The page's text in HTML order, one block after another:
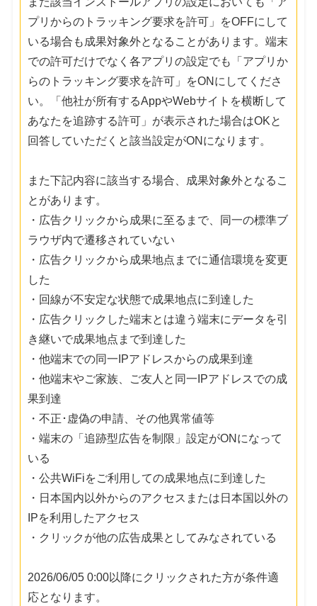
プリからのトラッキング要求を許可」をOFFにして
いる場合も成果対象外となることがあります。端末
での許可だけでなく各アプリの設定でも「アプリか
らのトラッキング要求を許可」をONにしてくださ
い。「他社が所有するAppやWebサイトを横断して
あなたを追跡する許可」が表示された場合はOKと
回答していただくと該当設定がONになります。
また下記内容に該当する場合、成果対象外となるこ
とがあります。
・広告クリックから成果に至るまで、同一の標準ブ
ラウザ内で遷移されていない
・広告クリックから成果地点までに通信環境を変更
した
・回線が不安定な状態で成果地点に到達した
・広告クリックした端末とは違う端末にデータを引
き継いで成果地点まで到達した
・他端末での同一IPアドレスからの成果到達
・他端末やご家族、ご友人と同一IPアドレスでの成
果到達
・不正･虚偽の申請、その他異常値等
・端末の「追跡型広告を制限」設定がONになって
いる
・公共WiFiをご利用しての成果地点に到達した
・日本国内以外からのアクセスまたは日本国以外の
IPを利用したアクセス
・クリックが他の広告成果としてみなされている
2026/06/05 0:00以降にクリックされた方が条件適
応となります。